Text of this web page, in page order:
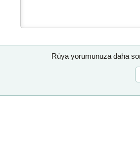
Rüya yorumunuza daha